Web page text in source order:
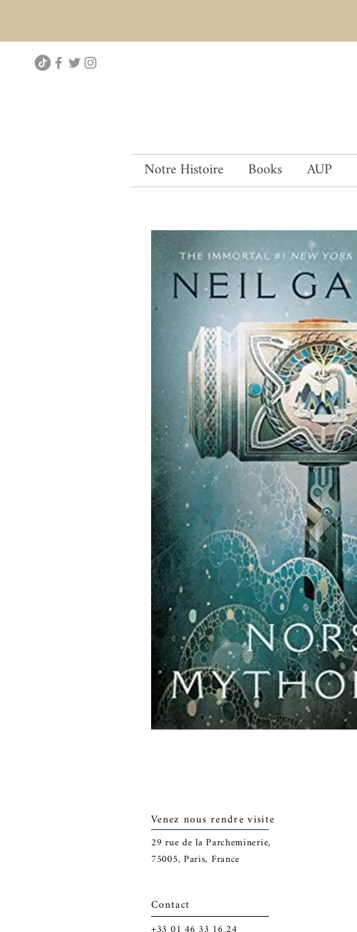
Notre Histoire Books AUP
Venez nous rendre visite
29rue de la Parcheminerie,
75005, Paris, France
Contact